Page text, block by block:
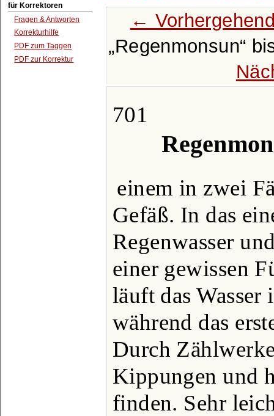
für Korrektoren
Fragen & Antworten
Korrekturhilfe
PDF zum Taggen
PDF zur Korrektur
←
Regenmonsun
701
einem in zwei
Gefäß. In das
Regenwasser
einer gewissen
läuft das Wasser
während das
Durch
Kippungen und
finden. Sehr